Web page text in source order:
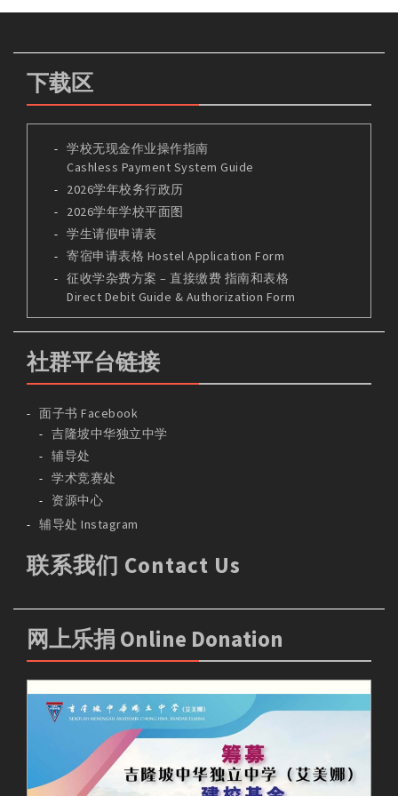
下载区
学校无现金作业操作指南
Cashless Payment System Guide
2026学年校务行政历
2026学年学校平面图
学生请假申请表
寄宿申请表格 Hostel Application Form
征收学杂费方案 – 直接缴费 指南和表格
Direct Debit Guide & Authorization Form
社群平台链接
面子书 Facebook
吉隆坡中华独立中学
辅导处
学术竞赛处
资源中心
辅导处 Instagram
联系我们 Contact Us
网上乐捐 Online Donation